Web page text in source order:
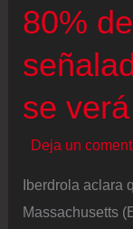
80%
se
Deja un
Iberdrola aclara
Massachusetts